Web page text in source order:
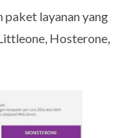
paket layanan yang
Hosterone,